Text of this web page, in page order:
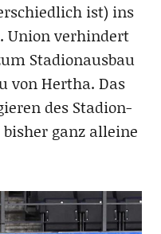
ist) ins
Union verhindert
Stadionausbau
von Hertha. Das
des Stadion-
ganz alleine